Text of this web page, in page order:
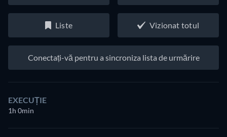
Liste Vizionat totul
Conectați-vă pentru a sincroniza lista de urmărire
EXECUȚIE
1h 0min